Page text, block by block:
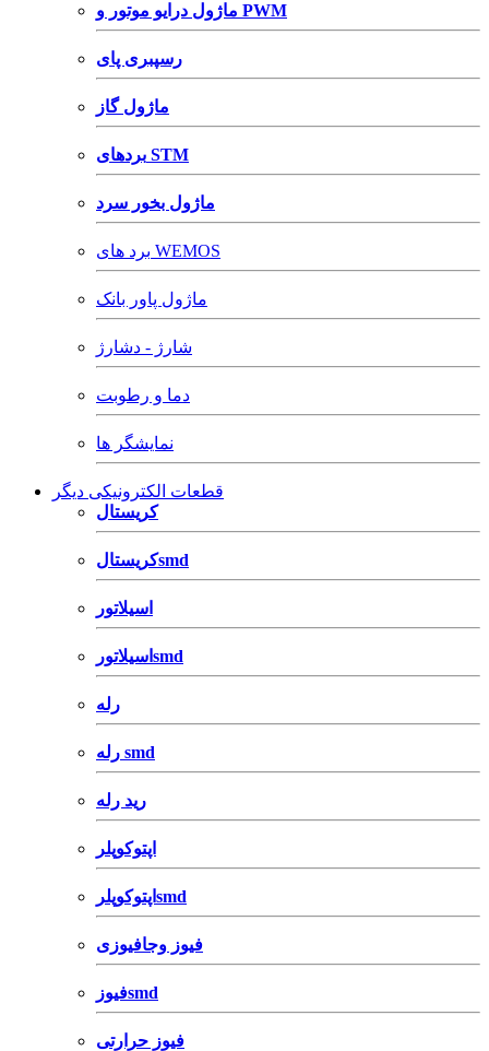
ماژول درایو موتور و PWM
رسپبری پای
ماژول گاز
بردهای STM
ماژول بخور سرد
برد های WEMOS
ماژول پاور بانک
شارژ - دشارژ
دما و رطوبت
نمایشگر ها
قطعات الکترونیکی دیگر
کریستال
کریستالsmd
اسیلاتور
اسیلاتورsmd
رله
رله smd
رید رله
اپتوکوپلر
اپتوکوپلرsmd
فیوز وجافیوزی
فیوزsmd
فیوز حرارتی